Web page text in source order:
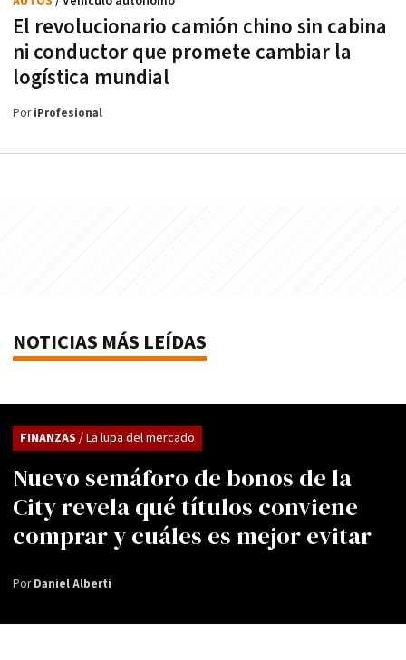
El revolucionario camión chino sin cabina
ni conductor que promete cambiar la
logística mundial
PoriProfesional
NOTICIAS MÁS LEÍDAS
Nuevo semáforo de bonos de la
City revela qué títulos conviene
comprar y cuáles es mejor evitar
FINANZAS / La lupa del mercado
PorDaniel Alberti